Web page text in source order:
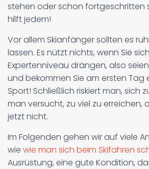
stehen oder schon fortgeschritten
hilft jedem!
Vor allem Skianfänger sollten es
lassen. Es nützt nichts, wenn Sie
Expertenniveau drängen, also
und bekommen Sie am ersten Tag
Sport! Schließlich riskiert man, sich
man versucht, zu viel zu erreichen,
jetzt nicht.
Im Folgenden gehen wir auf viele
wie wie man sich beim Skifahren
Ausrüstung, eine gute Kondition,